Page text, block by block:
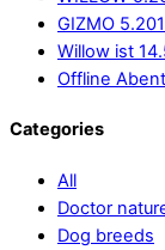
GIZMO
Willow ist
Offline
Categories
All
Doctor
Dog breeds